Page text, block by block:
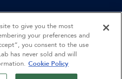
Laboratory, Inc.
to give you the most
your preferences and
you consent to the use
has never sold and will
Cookie Policy